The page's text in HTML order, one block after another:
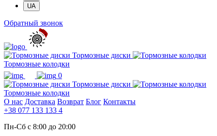
UA
Обратный звонок
Тормозные диски
Тормозные колодки
0
Тормозные диски
Тормозные колодки
О нас Доставка Возврат Блог Контакты
+38 077 133 133 4
Пн-Сб с 8:00 до 20:00